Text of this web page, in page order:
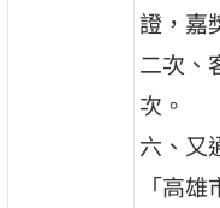
證，嘉
二次、
次。
六、又
「高